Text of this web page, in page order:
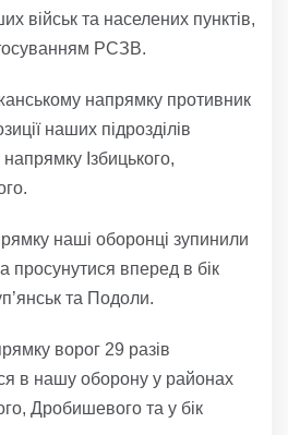
військ та населених пунктів,
РСЗВ.
напрямку противник
наших підрозділів
Ізбицького,
наші оборонці зупинили
просунутися вперед в бік
та Подоли.
ворог 29 разів
в нашу оборону у районах
Дробишевого та у бік